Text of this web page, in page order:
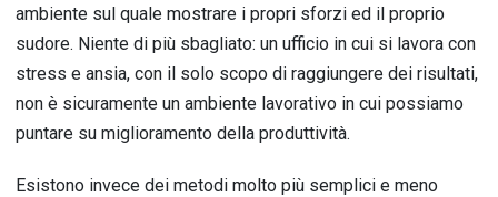
ambiente sul quale mostrare i propri sforzi ed il proprio
sudore. Niente di più sbagliato: un ufficio in cui si lavora con
stress e ansia, con il solo scopo di raggiungere dei risultati,
non è sicuramente un ambiente lavorativo in cui possiamo
puntare su miglioramento della produttività.
Esistono invece dei metodi molto più semplici e meno